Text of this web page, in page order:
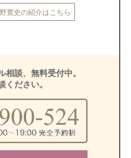
寛史の紹介はこちら
談、無料受付中。
ください。